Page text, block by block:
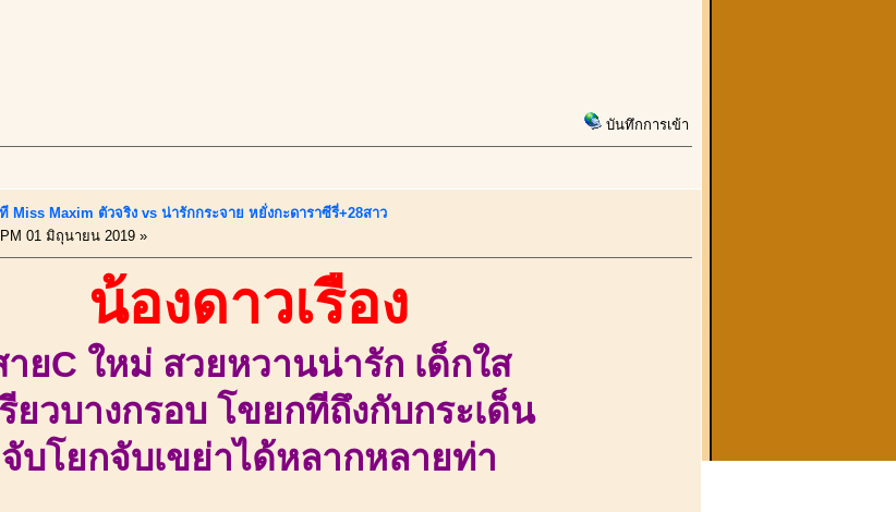
บันทึกการเข้า
Miss Maxim ตัวจริง vs น่ารักกระจาย หยั่งกะดาราซีรี่+28สาว
01 มิถุนายน 2019 »
น้องดาวเรือง
ายC ใหม่ สวยหวานน่ารัก เด็กใส
ยวบางกรอบ โขยกทีถึงกับกระเด็น
จับโยกจับเขย่าได้หลากหลายท่า